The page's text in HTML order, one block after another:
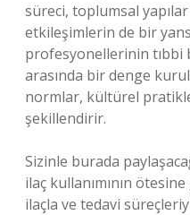
süreci, toplumsal
etkileşimlerin de bir
profesyonellerinin tıbbi
arasında bir denge
normlar, kültürel
şekillendirir.
Sizinle burada
ilaç kullanımının
ilaçla ve tedavi